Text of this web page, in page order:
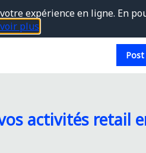
activités retail
expérience en ligne. En
plus